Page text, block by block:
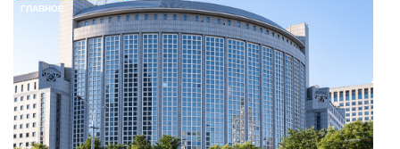
ГЛАВНОЕ